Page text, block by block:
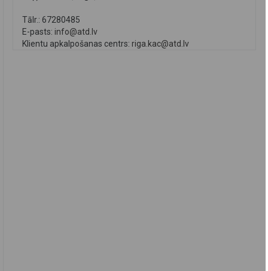
Tālr.: 67280485
E-pasts: info@atd.lv
Klientu apkalpošanas centrs: riga.kac@atd.lv